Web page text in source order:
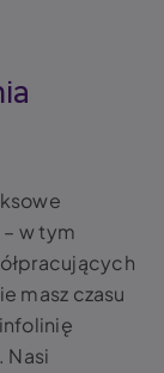
w tym
masz czasu
Nasi